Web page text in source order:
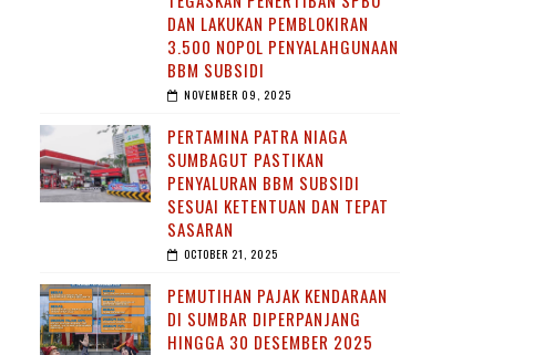
DAN LAKUKAN PEMBLOKIRAN
3.500 NOPOL PENYALAHGUNAAN
BBM SUBSIDI
NOVEMBER 09, 2025
PERTAMINA PATRA NIAGA
SUMBAGUT PASTIKAN
PENYALURAN BBM SUBSIDI
SESUAI KETENTUAN DAN TEPAT
SASARAN
OCTOBER 21, 2025
PEMUTIHAN PAJAK KENDARAAN
DI SUMBAR DIPERPANJANG
HINGGA 30 DESEMBER 2025